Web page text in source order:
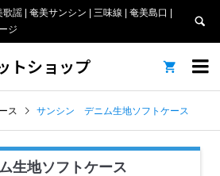
謡 | 奄美サンシン | 三味線 | 奄美島口 |
ジ

トショップ 
ス サンシン デニム生地ソフトケース
生地ソフトケース